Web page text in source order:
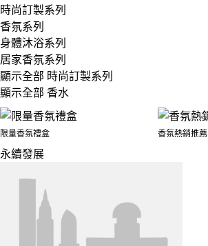
時尚訂製系列
香氛系列
身體沐浴系列
居家香氛系列
顯示全部 時尚訂製系列
顯示全部 香水
限量香氛禮盒 香氛熱銷推薦
永續發展